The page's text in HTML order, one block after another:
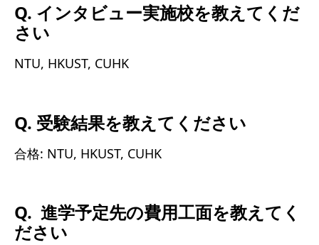
Q. インタビュー実施校を教えてくだ
さい
NTU, HKUST, CUHK
Q. 受験結果を教えてください
合格: NTU, HKUST, CUHK
Q. 進学予定先の費用工面を教えてく
ださい